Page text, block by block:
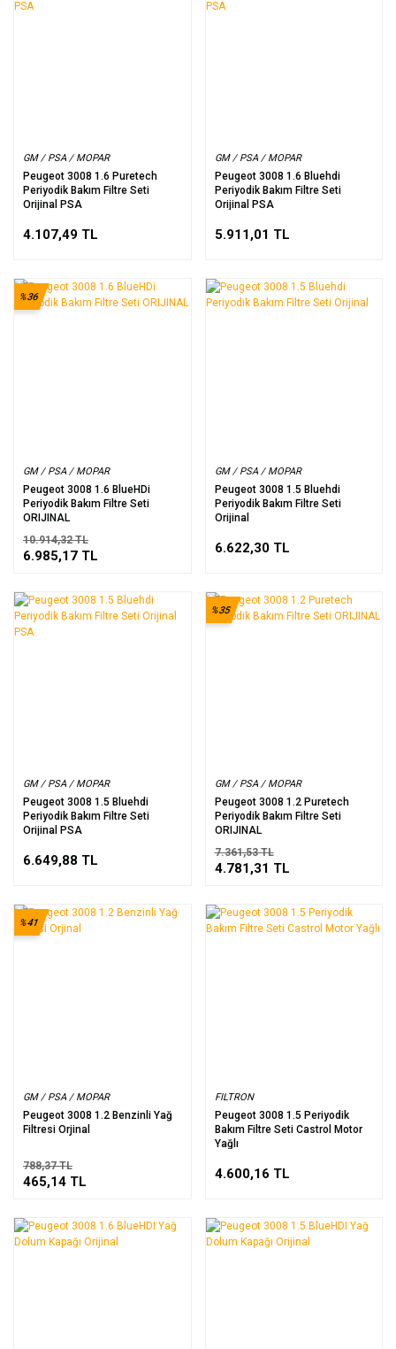
GM / PSA / MOPAR
Peugeot 3008 1.6 Puretech
Periyodik Bakım Filtre Seti
Orijinal PSA
4.107,49 TL
GM / PSA / MOPAR
Peugeot 3008 1.6 Bluehdi
Periyodik Bakım Filtre Seti
Orijinal PSA
5.911,01 TL
GM / PSA / MOPAR
Peugeot 3008 1.6 BlueHDi
Periyodik Bakım Filtre Seti
ORIJINAL
%36
10.914,32 TL
6.985,17 TL
GM / PSA / MOPAR
Peugeot 3008 1.5 Bluehdi
Periyodik Bakım Filtre Seti
Orijinal
6.622,30 TL
GM / PSA / MOPAR
Peugeot 3008 1.5 Bluehdi
Periyodik Bakım Filtre Seti
Orijinal PSA
6.649,88 TL
GM / PSA / MOPAR
Peugeot 3008 1.2 Puretech
Periyodik Bakım Filtre Seti
ORIJINAL
%35
7.361,53 TL
4.781,31 TL
GM / PSA / MOPAR
Peugeot 3008 1.2 Benzinli Yağ
Filtresi Orjinal
%41
788,37 TL
465,14 TL
FILTRON
Peugeot 3008 1.5 Periyodik
Bakım Filtre Seti Castrol Motor
Yağlı
4.600,16 TL